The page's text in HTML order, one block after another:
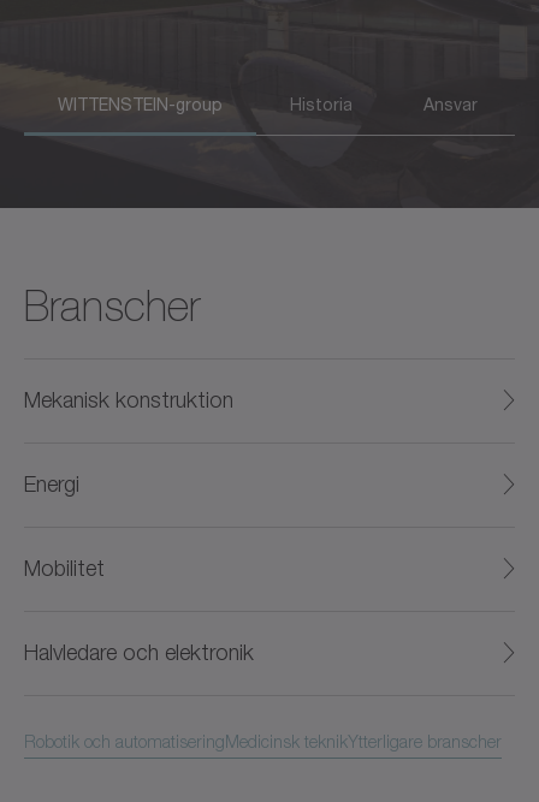
WITTENSTEIN-group Historia Ansvar
Branscher
Mekanisk konstruktion
Energi
Mobilitet
Halvledare och elektronik
Robotik och automatiseringMedicinsk teknikYtterligare branscher